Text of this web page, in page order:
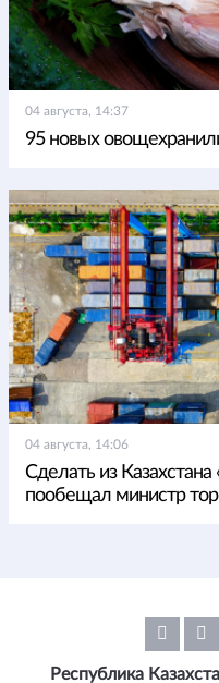
04 августа, 14:37
95 новых
04 августа, 14:06
Сделать из Казахстана
пообещал министр
Республика